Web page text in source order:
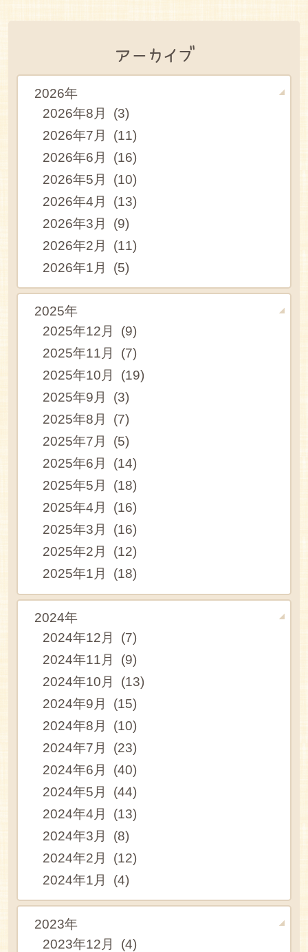
アーカイブ
2026年
2026年8月 (3)
2026年7月 (11)
2026年6月 (16)
2026年5月 (10)
2026年4月 (13)
2026年3月 (9)
2026年2月 (11)
2026年1月 (5)
2025年
2025年12月 (9)
2025年11月 (7)
2025年10月 (19)
2025年9月 (3)
2025年8月 (7)
2025年7月 (5)
2025年6月 (14)
2025年5月 (18)
2025年4月 (16)
2025年3月 (16)
2025年2月 (12)
2025年1月 (18)
2024年
2024年12月 (7)
2024年11月 (9)
2024年10月 (13)
2024年9月 (15)
2024年8月 (10)
2024年7月 (23)
2024年6月 (40)
2024年5月 (44)
2024年4月 (13)
2024年3月 (8)
2024年2月 (12)
2024年1月 (4)
2023年
2023年12月 (4)